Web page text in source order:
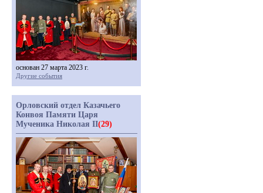
основан 27 марта 2023 г.
Другие события
Орловский отдел Казачьего
Конвоя Памяти Царя
Мученика Николая II(29)